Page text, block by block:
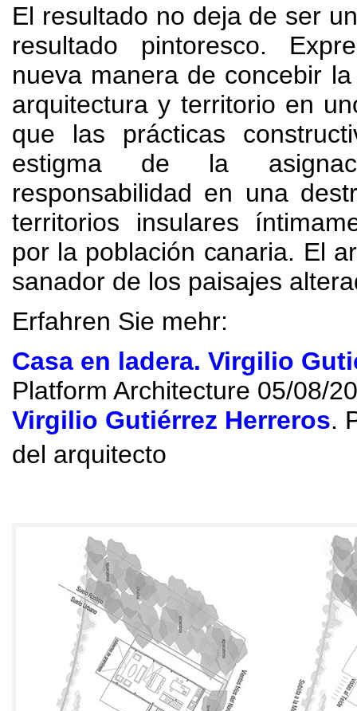
El resultado no deja de ser
resultado pintoresco.
nueva manera de concebir
arquitectura y territorio en
que las prácticas
estigma de la
responsabilidad en una
territorios insulares
por la población canaria. El
sanador de los paisajes
Erfahren Sie mehr:
Casa en ladera. Virgilio
Platform Architecture 05/08/
Virgilio Gutiérrez Herreros.
del arquitecto